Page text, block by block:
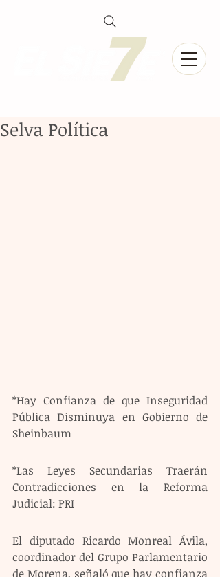
Selva Política
*Hay Confianza de que Inseguridad
Pública Disminuya en Gobierno de
Sheinbaum
*Las Leyes Secundarias Traerán
Contradicciones en la Reforma
Judicial: PRI
El diputado Ricardo Monreal Ávila,
coordinador del Grupo Parlamentario
de Morena, señaló que hay confianza